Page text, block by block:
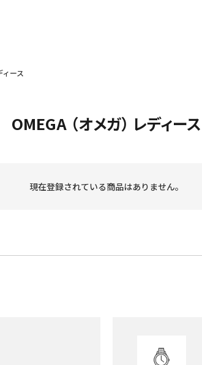
ース
OMEGA （オメガ） レディース
現在登録されている商品はありません。